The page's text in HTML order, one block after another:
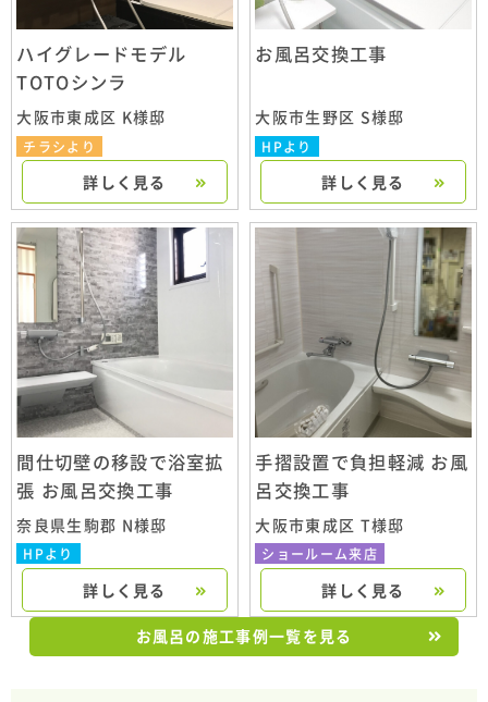
ハイグレードモデル
TOTOシンラ
大阪市東成区 K様邸
チラシより
詳しく見る
お風呂交換工事
大阪市生野区 S様邸
HPより
詳しく見る
間仕切壁の移設で浴室拡
張 お風呂交換工事
奈良県生駒郡 N様邸
HPより
詳しく見る
手摺設置で負担軽減 お風
呂交換工事
大阪市東成区 T様邸
ショールーム来店
詳しく見る
お風呂の施工事例一覧を見る